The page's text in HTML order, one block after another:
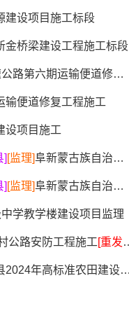
建设项目施工标段
金桥梁建设工程施工标段
六期运输便道修复工程监理
输便道修复工程施工
设项目施工
] [监理]阜新蒙古族自治县2024年高标准农田建设项目(结余资金)—监理
] [监理]阜新蒙古族自治县2025年高标准农田建设项目(结余资金)—监理
学教学楼建设项目监理
公路安防工程施工[重发公告]
标准农田建设项目(结余资金)—施工